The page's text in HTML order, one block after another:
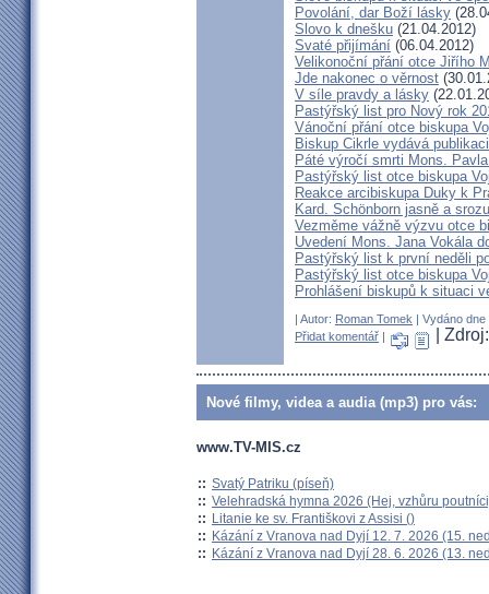
Povolání, dar Boží lásky
Slovo k dnešku (21.04.2012)
Svaté přijímání (06.04.2012)
Velikonoční přání otce Jiřího
Jde nakonec o věrnost
V síle pravdy a lásky
Pastýřský list pro Nový rok
Vánoční přání otce biskupa
Biskup Cikrle vydává
Páté výročí smrti Mons.
Pastýřský list otce biskupa
Reakce arcibiskupa Duky k
Kard. Schönborn jasně a
Vezměme vážně výzvu otce
Uvedení Mons. Jana Vokála
Pastýřský list k první neděli
Pastýřský list otce biskupa
Prohlášení biskupů k situaci
| Autor: Roman Tomek | Vydáno
Přidat komentář | |
Nové filmy, videa a audia (mp3) pro vás:
www.TV-MIS.cz
:: Svatý Patriku (píseň)
:: Velehradská hymna 2026 (Hej, vzhůru
:: Litanie ke sv. Františkovi z Assisi ()
:: Kázání z Vranova nad Dyjí 12. 7. 2026 (15.
:: Kázání z Vranova nad Dyjí 28. 6. 2026 (13.